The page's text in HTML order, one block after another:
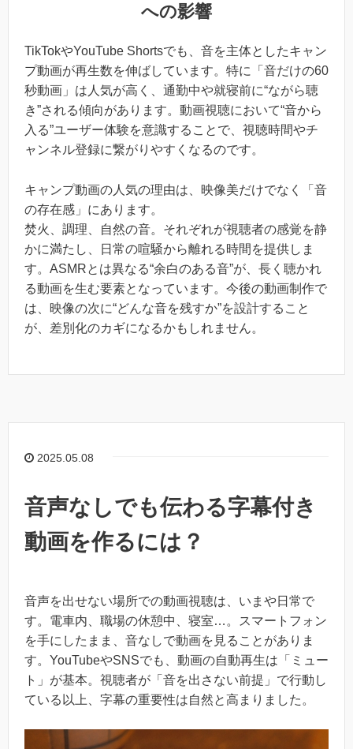
への影響
TikTokやYouTube Shortsでも、音を主体としたキャン
プ動画が再生数を伸ばしています。特に「音だけの60
秒動画」は人気が高く、通勤中や就寝前に“ながら聴
き”される傾向があります。動画視聴において“音から
入る”ユーザー体験を意識することで、視聴時間やチ
ャンネル登録に繋がりやすくなるのです。
キャンプ動画の人気の理由は、映像美だけでなく「音
の存在感」にあります。
焚火、調理、自然の音。それぞれが視聴者の感覚を静
かに満たし、日常の喧騒から離れる時間を提供しま
す。ASMRとは異なる“余白のある音”が、長く聴かれ
る動画を生む要素となっています。今後の動画制作で
は、映像の次に“どんな音を残すか”を設計すること
が、差別化のカギになるかもしれません。
2025.05.08
音声なしでも伝わる字幕付き
動画を作るには？
音声を出せない場所での動画視聴は、いまや日常で
す。電車内、職場の休憩中、寝室…。スマートフォン
を手にしたまま、音なしで動画を見ることがありま
す。YouTubeやSNSでも、動画の自動再生は「ミュー
ト」が基本。視聴者が「音を出さない前提」で行動し
ている以上、字幕の重要性は自然と高まりました。